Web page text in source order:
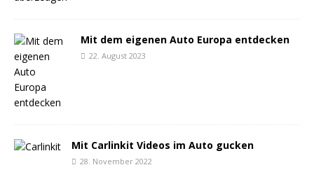
Mit dem eigenen Auto Europa entdecken
22. August 2023
Mit Carlinkit Videos im Auto gucken
28. November 2022